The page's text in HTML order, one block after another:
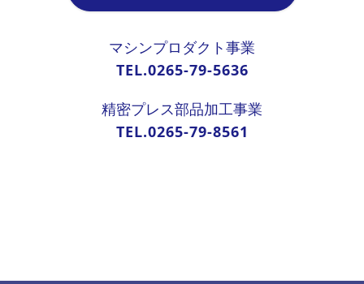
マシンプロダクト事業
TEL.0265-79-5636
精密プレス部品加工事業
TEL.0265-79-8561